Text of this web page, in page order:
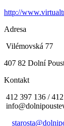
http://
Adresa
Vilémovská 77
407 82 Dolní
Kontakt
412 397 136 /